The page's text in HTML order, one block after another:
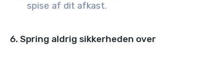
spise af dit afkast.
6. Spring aldrig sikkerheden over